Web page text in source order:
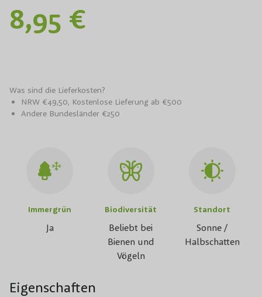
8,95 €
Was sind die Lieferkosten?
NRW €49,50, Kostenlose Lieferung ab €500
Andere Bundesländer €250
Immergrün
Ja
Biodiversität
Beliebt bei
Bienen und
Vögeln
Standort
Sonne /
Halbschatten
Eigenschaften